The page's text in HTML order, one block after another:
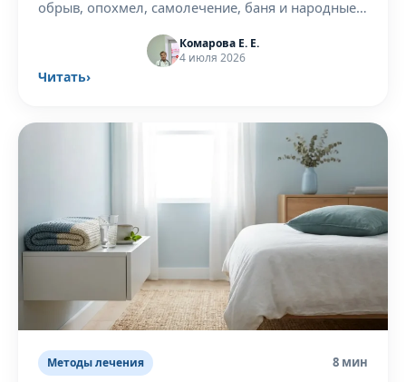
обрыв, опохмел, самолечение, баня и народные
Комарова Е. Е.
4 июля 2026
Читать›
Методы лечения 8 мин